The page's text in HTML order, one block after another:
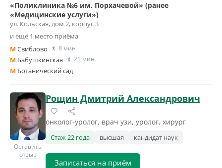
«Поликлиника №6 им. Порхачевой» (ранее
«Медицинские услуги»)
ул. Кольская, дом 2, корпус 3
и ещё 1 место приёма
MСвиблово 8 мин
M Бабушкинская 21 мин
M Ботанический сад
Оставить
отзыв
Рощин Дмитрий Александрович
онколог-уролог, врач узи, уролог, хирург
Стаж 22 года высшая кандидат наук
Записаться на приём